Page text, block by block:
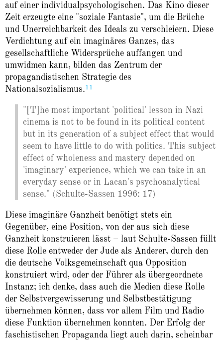
auf einer individualpsychologischen. Das Kino dieser
Zeit erzeugte eine "soziale Fantasie", um die Brüche
und Unerreichbarkeit des Ideals zu verschleiern. Diese
Verdichtung auf ein imaginäres Ganzes, das
gesellschaftliche Widersprüche auffangen und
umwidmen kann, bilden das Zentrum der
propagandistischen Strategie des
Nationalsozialismus.11
"[T]he most important 'political' lesson in Nazi
cinema is not to be found in its political content
but in its generation of a subject effect that would
seem to have little to do with politics. This subject
effect of wholeness and mastery depended on
'imaginary' experience, which we can take in an
everyday sense or in Lacan's psychoanalytical
sense." (Schulte-Sassen 1996: 17)
Diese imaginäre Ganzheit benötigt stets ein
Gegenüber, eine Position, von der aus sich diese
Ganzheit konstruieren lässt – laut Schulte-Sassen füllt
diese Rolle entweder der Jude als Anderer, durch den
die deutsche Volksgemeinschaft qua Opposition
konstruiert wird, oder der Führer als übergeordnete
Instanz; ich denke, dass auch die Medien diese Rolle
der Selbstvergewisserung und Selbstbestätigung
übernehmen können, dass vor allem Film und Radio
diese Funktion übernehmen konnten. Der Erfolg der
faschistischen Propaganda liegt auch darin, scheinbar